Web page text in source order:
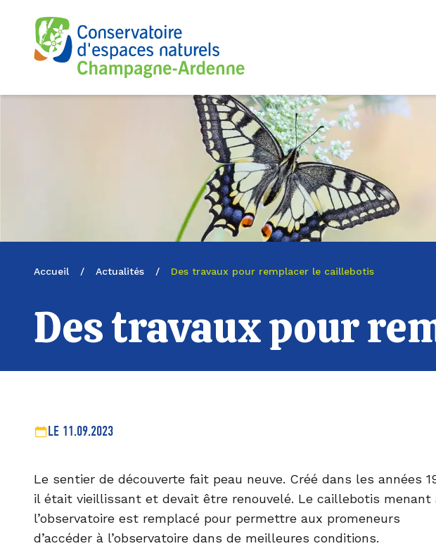
Logo du CENCA
Accueil / Actualités / Des travaux pour remplacer le caillebotis
Des travaux pour
LE 11.09.2023
Le sentier de découverte fait peau neuve. Créé dans les années
il était vieillissant et devait être renouvelé. Le caillebotis menant
l’observatoire est remplacé pour permettre aux promeneurs
d’accéder à l’observatoire dans de meilleures conditions.